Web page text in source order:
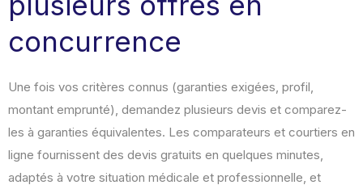
concurrence
Une fois vos critères connus (garanties exigées, profil,
montant emprunté), demandez plusieurs devis et comparez-
les à garanties équivalentes. Les comparateurs et courtiers en
ligne fournissent des devis gratuits en quelques minutes,
adaptés à votre situation médicale et professionnelle, et